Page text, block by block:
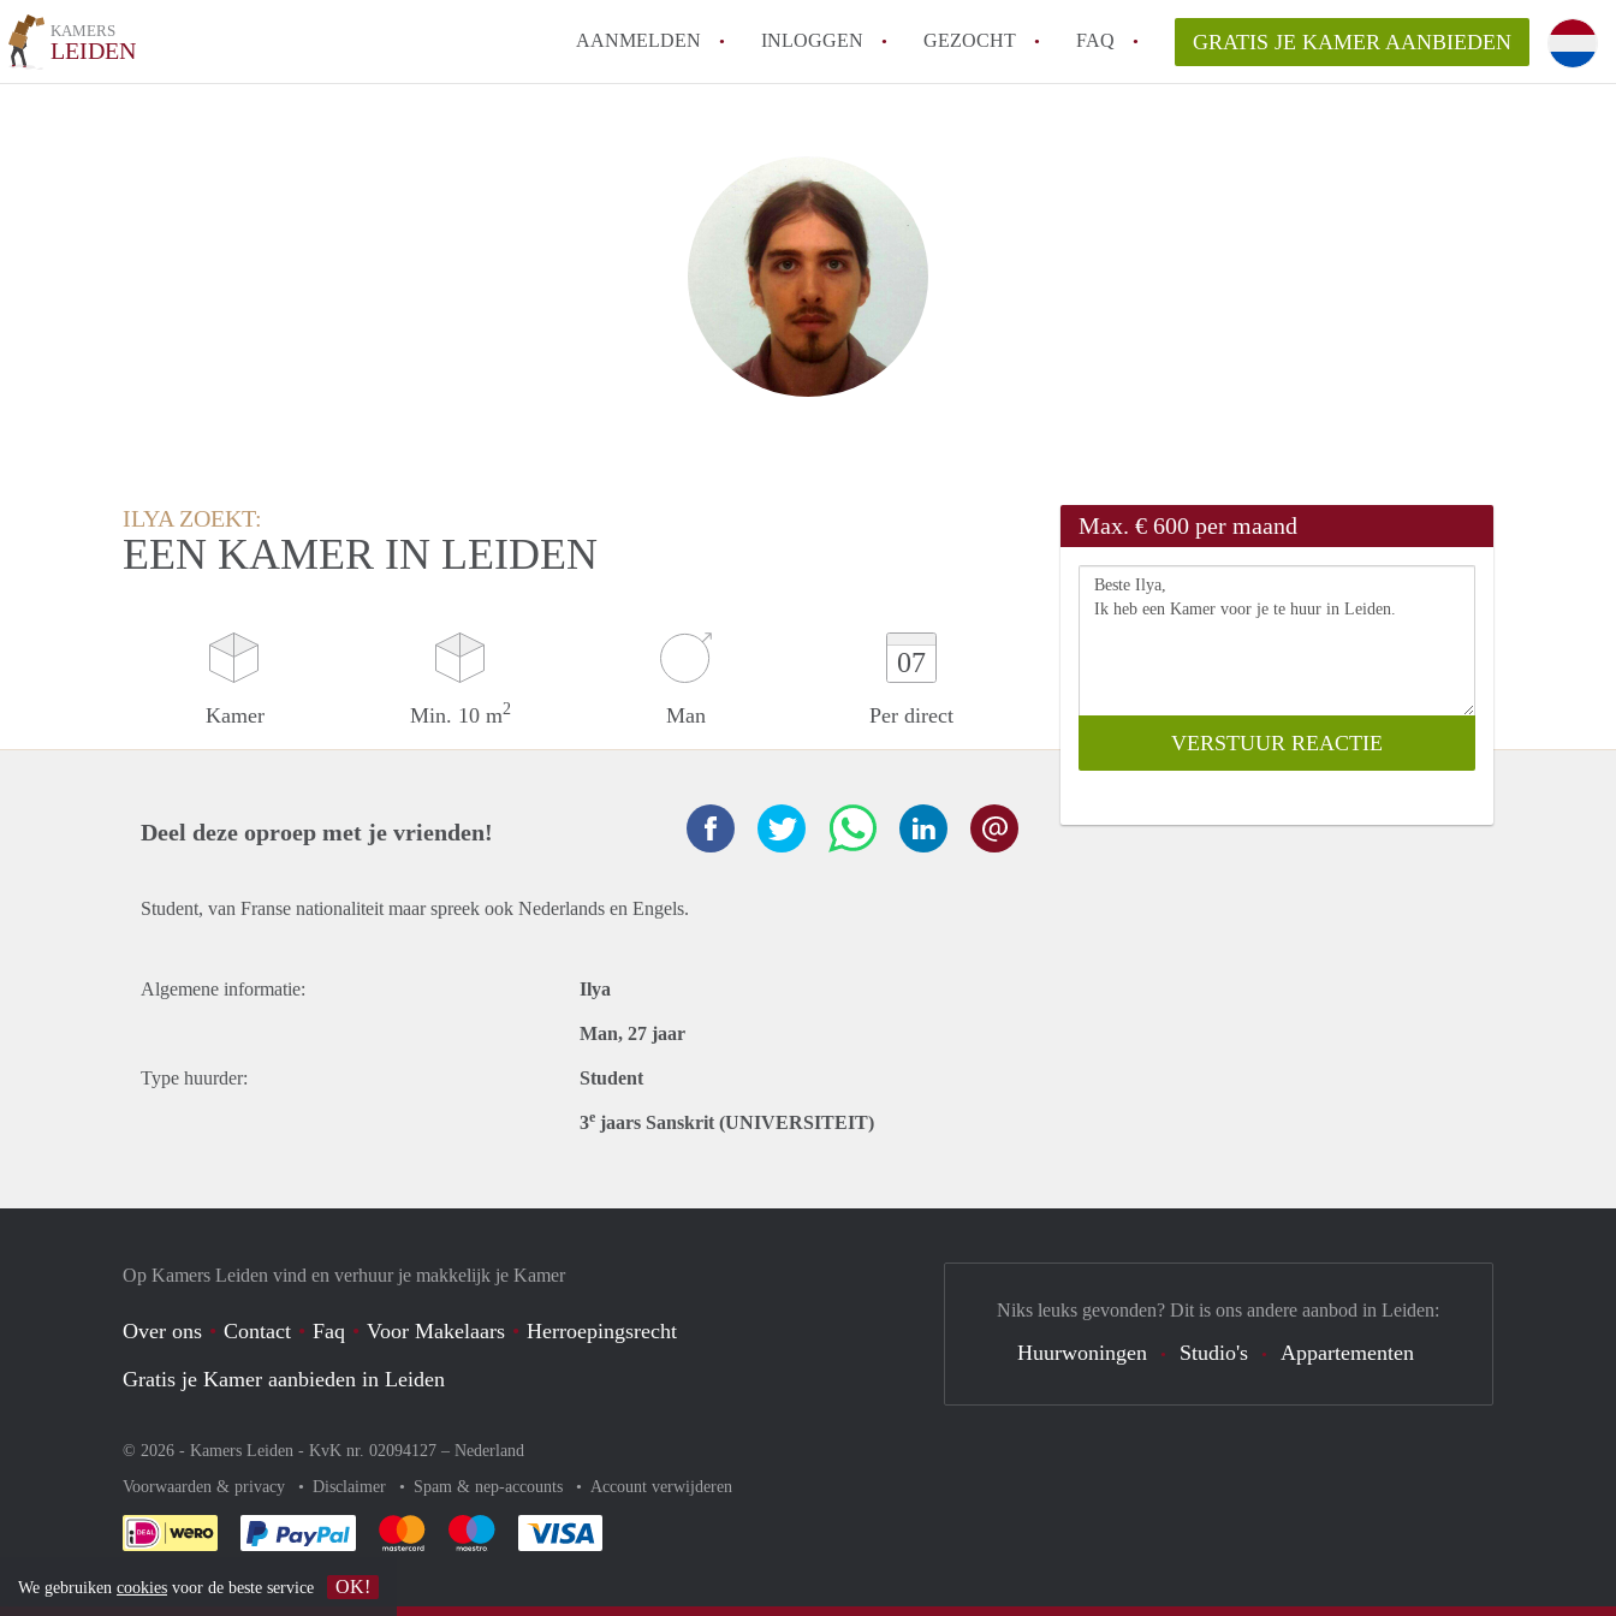
KAMERS
LEIDEN AANMELDEN INLOGGEN GEZOCHT FAQ
Wat is KamersLeiden?
Wat is de privacyverklaring van KamersLeiden?
Berekent KamersLeiden makelaarsvergoeding/bemiddelingsvergoeding?
Alle veelgestelde vragen
GRATIS JE KAMER AANBIEDEN
ILYA ZOEKT:
EEN KAMER IN LEIDEN
Kamer Min. 10 m2 Man
07
Per direct
Max. € 600 per maand
Deel deze oproep met je vrienden!
Student, van Franse nationaliteit maar spreek ook Nederlands en Engels.
Algemene informatie: Ilya
Man, 27 jaar
Type huurder: Student
3e jaars Sanskrit (UNIVERSITEIT)
Op Kamers Leiden vind en verhuur je makkelijk je Kamer
Over ons Contact Faq Voor Makelaars
Herroepingsrecht
Gratis je Kamer aanbieden in Leiden
© 2026 - Kamers Leiden - KvK nr. 02094127 – Nederland
Voorwaarden & privacy
Disclaimer Spam & nep-accounts Account verwijderen
Je rekent gemakkelijk af met Paypal
Je rekent gemakkelijk af met Mastercard
Je rekent gemakkelijk af met Meastro
Niks leuks gevonden? Dit is ons andere aanbod in Leiden:
Huurwoningen Studio's Appartementen
We gebruiken cookies voor de beste service OK!